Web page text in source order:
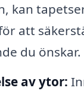
kan
att
du önskar.
av ytor: